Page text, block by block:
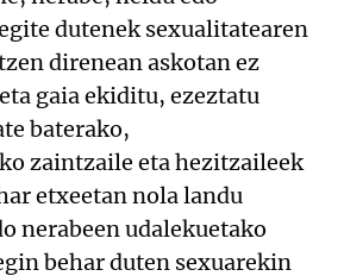
dutenek sexualitatearen
direnean askotan ez
gaia ekiditu, ezeztatu
baterako,
zaintzaile eta hezitzaileek
etxeetan nola landu
nerabeen udalekuetako
behar duten sexuarekin